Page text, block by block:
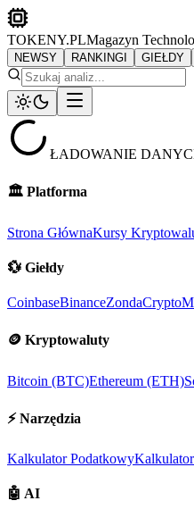
TOKENY.PLMagazyn
NEWSY RANKINGI GIEŁDY
ŁADOWANIE
🏛️ Platforma
Strona GłównaKursy
💱 Giełdy
CoinbaseBinanceZondaCrypto
🪙 Kryptowaluty
Bitcoin (BTC)Ethereum (ETH)
⚡ Narzędzia
Kalkulator Podatkowy
🤖 AI